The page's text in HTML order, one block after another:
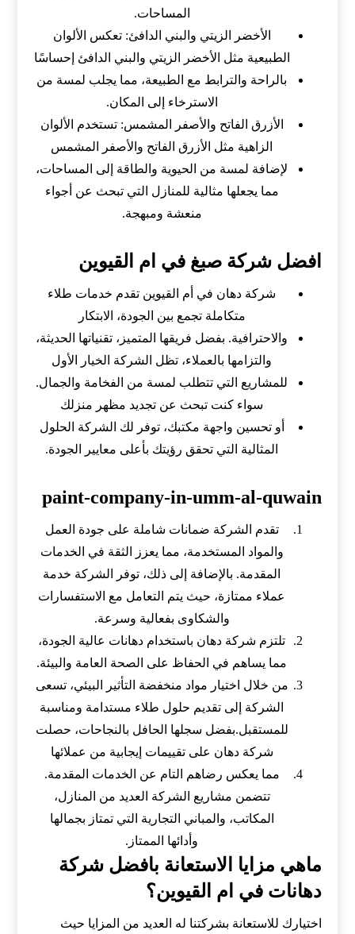
المساحات.
الأخضر الزيتي والبني الدافئ: تعكس الألوان
الطبيعية مثل الأخضر الزيتي والبني الدافئ إحساسًا
بالراحة والترابط مع الطبيعة، مما يجلب لمسة من
الاسترخاء إلى المكان.
الأزرق الفاتح والأصفر المشمس: تستخدم الألوان
الزاهية مثل الأزرق الفاتح والأصفر المشمس
لإضافة لمسة من الحيوية والطاقة إلى المساحات،
مما يجعلها مثالية للمنازل التي تبحث عن أجواء
منعشة ومبهجة.
افضل شركة صبغ في ام القيوين
شركة دهان في أم القيوين تقدم خدمات طلاء
متكاملة تجمع بين الجودة، الابتكار
والاحترافية. بفضل فريقها المتميز، تقنياتها الحديثة،
والتزامها بالعملاء، تظل الشركة الخيار الأول
للمشاريع التي تتطلب لمسة من الفخامة والجمال.
سواء كنت تبحث عن تجديد مظهر منزلك
أو تحسين واجهة مكتبك، توفر لك الشركة الحلول
المثالية التي تحقق رؤيتك بأعلى معايير الجودة.
paint-company-in-umm-al-quwain
تقدم الشركة ضمانات شاملة على جودة العمل
والمواد المستخدمة، مما يعزز الثقة في الخدمات
المقدمة. بالإضافة إلى ذلك، توفر الشركة خدمة
عملاء ممتازة، حيث يتم التعامل مع الاستفسارات
والشكاوى بفعالية وسرعة.
تلتزم شركة دهان باستخدام دهانات عالية الجودة،
مما يساهم في الحفاظ على الصحة العامة والبيئة.
من خلال اختيار مواد منخفضة التأثير البيئي، تسعى
الشركة إلى تقديم حلول طلاء مستدامة ومناسبة
للمستقبل.بفضل سجلها الحافل بالنجاحات، حصلت
شركة دهان على تقييمات إيجابية من عملائها
مما يعكس رضاهم التام عن الخدمات المقدمة.
تتضمن مشاريع الشركة العديد من المنازل،
المكاتب، والمباني التجارية التي تمتاز بجمالها
وأدائها الممتاز.
ماهي مزايا الاستعانة بافضل شركة
دهانات في ام القيوين؟
اختيارك للاستعانة بشركتنا له العديد من المزايا حيث